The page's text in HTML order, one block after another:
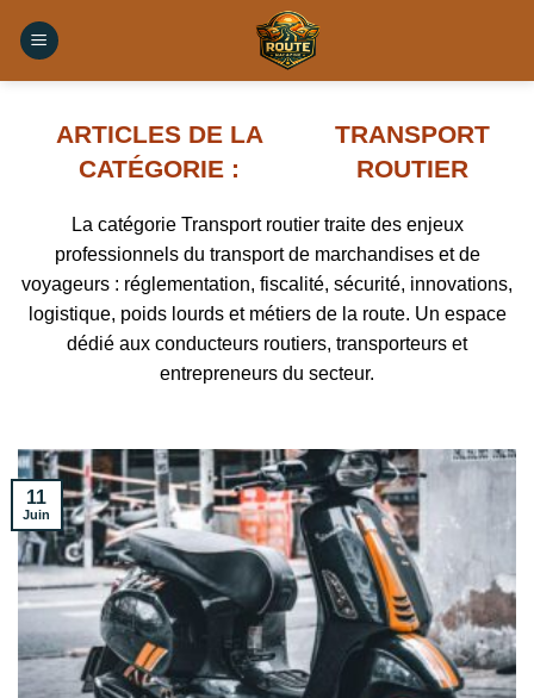
TRANSPORT
ROUTIER
La catégorie Transport routier traite des enjeux
professionnels du transport de marchandises et de
voyageurs : réglementation, fiscalité, sécurité, innovations,
logistique, poids lourds et métiers de la route. Un espace
dédié aux conducteurs routiers, transporteurs et
entrepreneurs du secteur.
11
Juin